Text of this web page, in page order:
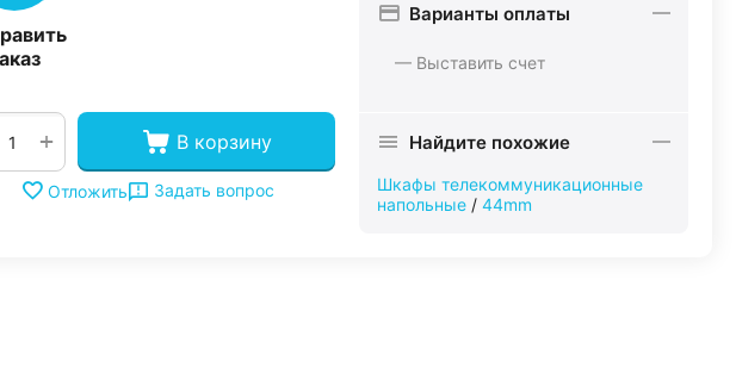
+ В корзину
Отложить Задать вопрос
Варианты оплаты
— Выставить счет
Найдите похожие
Шкафы телекоммуникационные
напольные / 44mm